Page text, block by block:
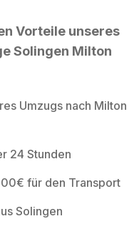
Vorteile unseres
Solingen Milton
Umzugs nach Milton
24 Stunden
für den Transport
Solingen